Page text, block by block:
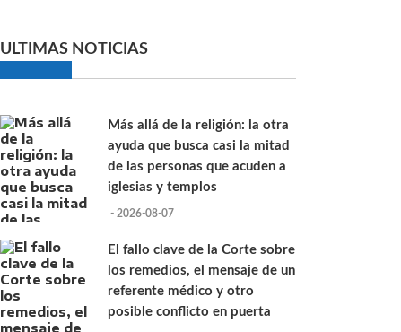
ULTIMAS NOTICIAS
Más allá de la religión: la otra
ayuda que busca casi la mitad
de las personas que acuden a
iglesias y templos
- 2026-08-07
El fallo clave de la Corte sobre
los remedios, el mensaje de un
referente médico y otro
posible conflicto en puerta